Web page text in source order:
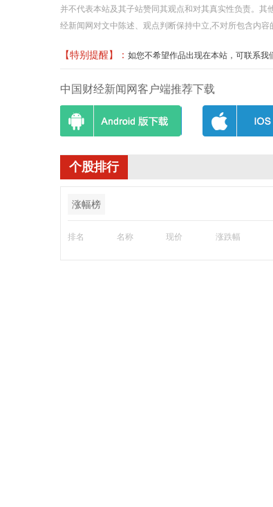
并不代表本站及其子站赞同其观点和对其真实性负责。
经新闻网对文中陈述、观点判断保持中立,不对所包含内
【特别提醒】： 如您不希望作品出现在本站，可联系
中国财经新闻网客户端推荐下载
个股排行
涨幅榜
排名 名称 现价 涨跌幅